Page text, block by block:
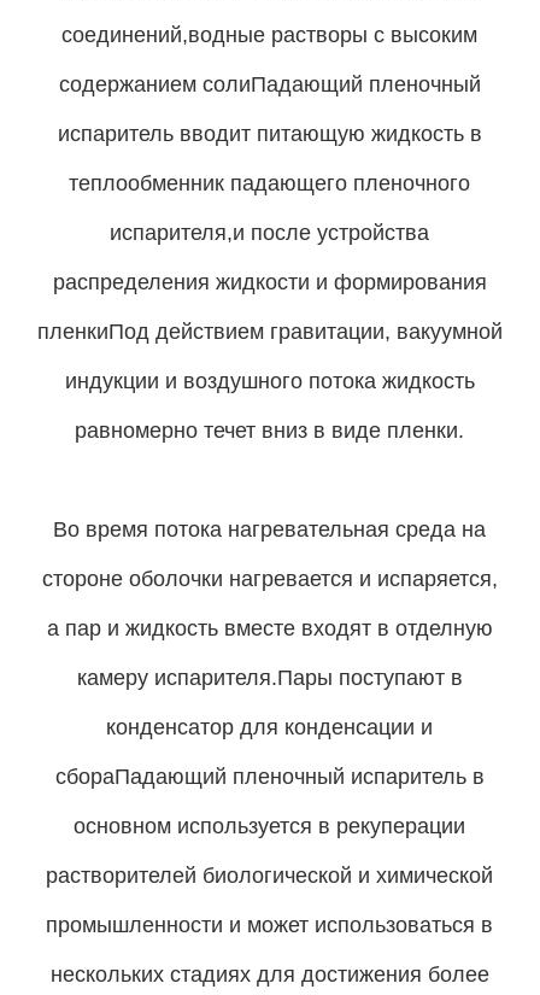
соединений,водные растворы с высоким
содержанием солиПадающий пленочный
испаритель вводит питающую жидкость в
теплообменник падающего пленочного
испарителя,и после устройства
распределения жидкости и формирования
пленкиПод действием гравитации, вакуумной
индукции и воздушного потока жидкость
равномерно течет вниз в виде пленки.
Во время потока нагревательная среда на
стороне оболочки нагревается и испаряется,
а пар и жидкость вместе входят в отделную
камеру испарителя.Пары поступают в
конденсатор для конденсации и
сбораПадающий пленочный испаритель в
основном используется в рекуперации
растворителей биологической и химической
промышленности и может использоваться в
нескольких стадиях для достижения более